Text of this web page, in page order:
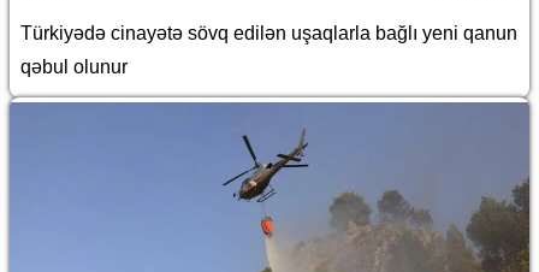
Türkiyədə cinayətə sövq edilən uşaqlarla bağlı yeni qanun
qəbul olunur